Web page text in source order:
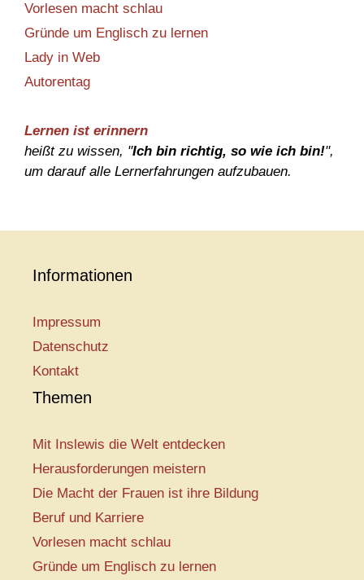
Vorlesen macht schlau
Gründe um Englisch zu lernen
Lady in Web
Autorentag
Lernen ist erinnern
heißt zu wissen, "Ich bin richtig, so wie ich bin!",
um darauf alle Lernerfahrungen aufzubauen.
Informationen
Impressum
Datenschutz
Kontakt
Themen
Mit Inslewis die Welt entdecken
Herausforderungen meistern
Die Macht der Frauen ist ihre Bildung
Beruf und Karriere
Vorlesen macht schlau
Gründe um Englisch zu lernen